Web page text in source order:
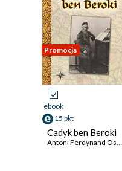
Promocja
ebook
15 pkt
Cadyk ben Beroki
Antoni Ferdynand Ossendowski